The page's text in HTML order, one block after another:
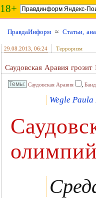
18+
ПравдаИнформ ≈ Статьи,
29.08.2013 , 06:24 Терроризм
Саудовская Аравия
Саудовская Аравия ,
Wegle